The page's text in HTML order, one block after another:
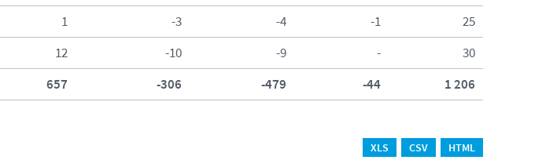
1 -3 -4 -1
25
12 -10 -9 -
30
657 -306 -479 -44 1 206
XLS CSV HTML